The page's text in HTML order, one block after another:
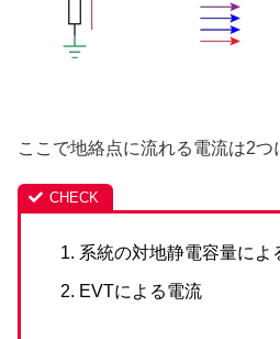
ここで地絡点に流れる電流は2つ
系統の対地静電容量によ
EVTによる電流